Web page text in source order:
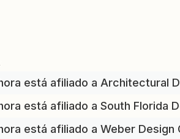
está afiliado a Architectural
está afiliado a South Florida
está afiliado a Weber Design